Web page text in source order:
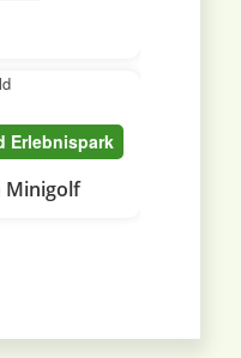
Erlebnispark
Minigolf